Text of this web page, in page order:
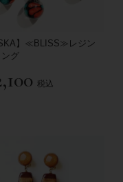
】≪BLISS≫レジン
ング
税込